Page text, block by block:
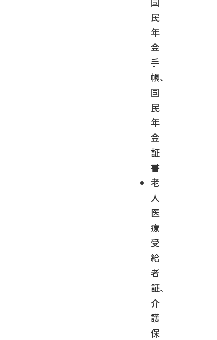
民
年
金
手
帳、
国
民
年
金
証
書
老
人
医
療
受
給
者
証、
介
護
保